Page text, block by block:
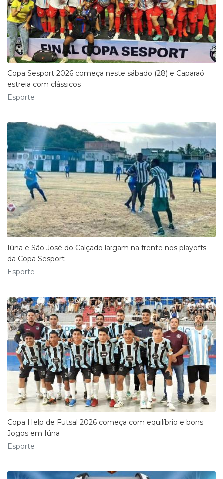
Copa Sesport 2026 começa neste sábado (28) e Caparaó
estreia com clássicos
Esporte
Iúna e São José do Calçado largam na frente nos playoffs
da Copa Sesport
Esporte
Copa Help de Futsal 2026 começa com equilíbrio e bons
Jogos em Iúna
Esporte